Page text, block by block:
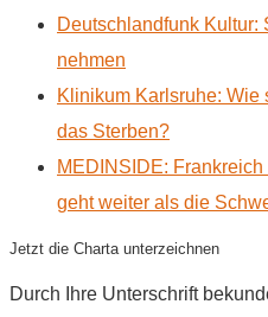
Deutschlandfunk Kultur:
nehmen
Klinikum Karlsruhe: Wie
das Sterben?
MEDINSIDE:
geht weiter als die
Jetzt die Charta unterzeichnen
Durch Ihre Unterschrift